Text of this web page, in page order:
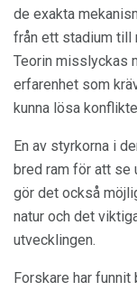
de exakta
från ett stadium till
Teorin misslyckas
erfarenhet som
kunna lösa
En av styrkorna i
bred ram för att se
gör det också
natur och det
utvecklingen.
Forskare har